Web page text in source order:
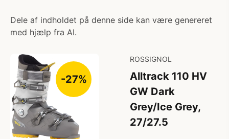
Dele af indholdet på denne side kan være genereret
med hjælp fra AI.
-27%
ROSSIGNOL
Alltrack 110 HV
GW Dark
Grey/Ice Grey,
27/27.5